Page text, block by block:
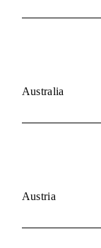
Australia
Austria